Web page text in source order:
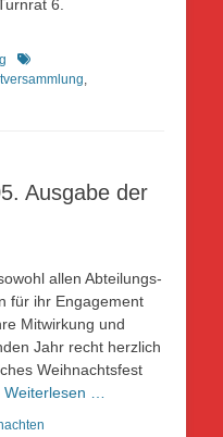
6.
Schlagworte
,
Ausgabe der
allen Abteilungs-
für ihr Engagement
Mitwirkung und
Jahr recht herzlich
Weihnachtsfest
Weiterlesen …